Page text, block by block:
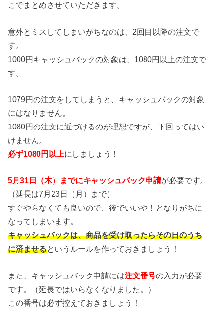
こでまとめさせていただきます。
意外とミスしてしまいがちなのは、2回目以降の注文で
す。
1000円キャッシュバックの対象は、1080円以上の注文で
す。
1079円の注文をしてしまうと、キャッシュバックの対象
にはなりません。
1080円の注文に近づけるのが理想ですが、下回ってはい
けません。
必ず1080円以上にしましょう！
5月31日（木）までにキャッシュバック申請が必要です。
（延長は7月23日（月）まで）
すぐやらなくても良いので、後でいいや！となりがちに
なってしまいます。
キャッシュバックは、商品を受け取ったらその日のうち
に済ませるというルールを作っておきましょう！
また、キャッシュバック申請には注文番号の入力が必要
です。（延長ではいらなくなりました。）
この番号は必ず控えておきましょう！